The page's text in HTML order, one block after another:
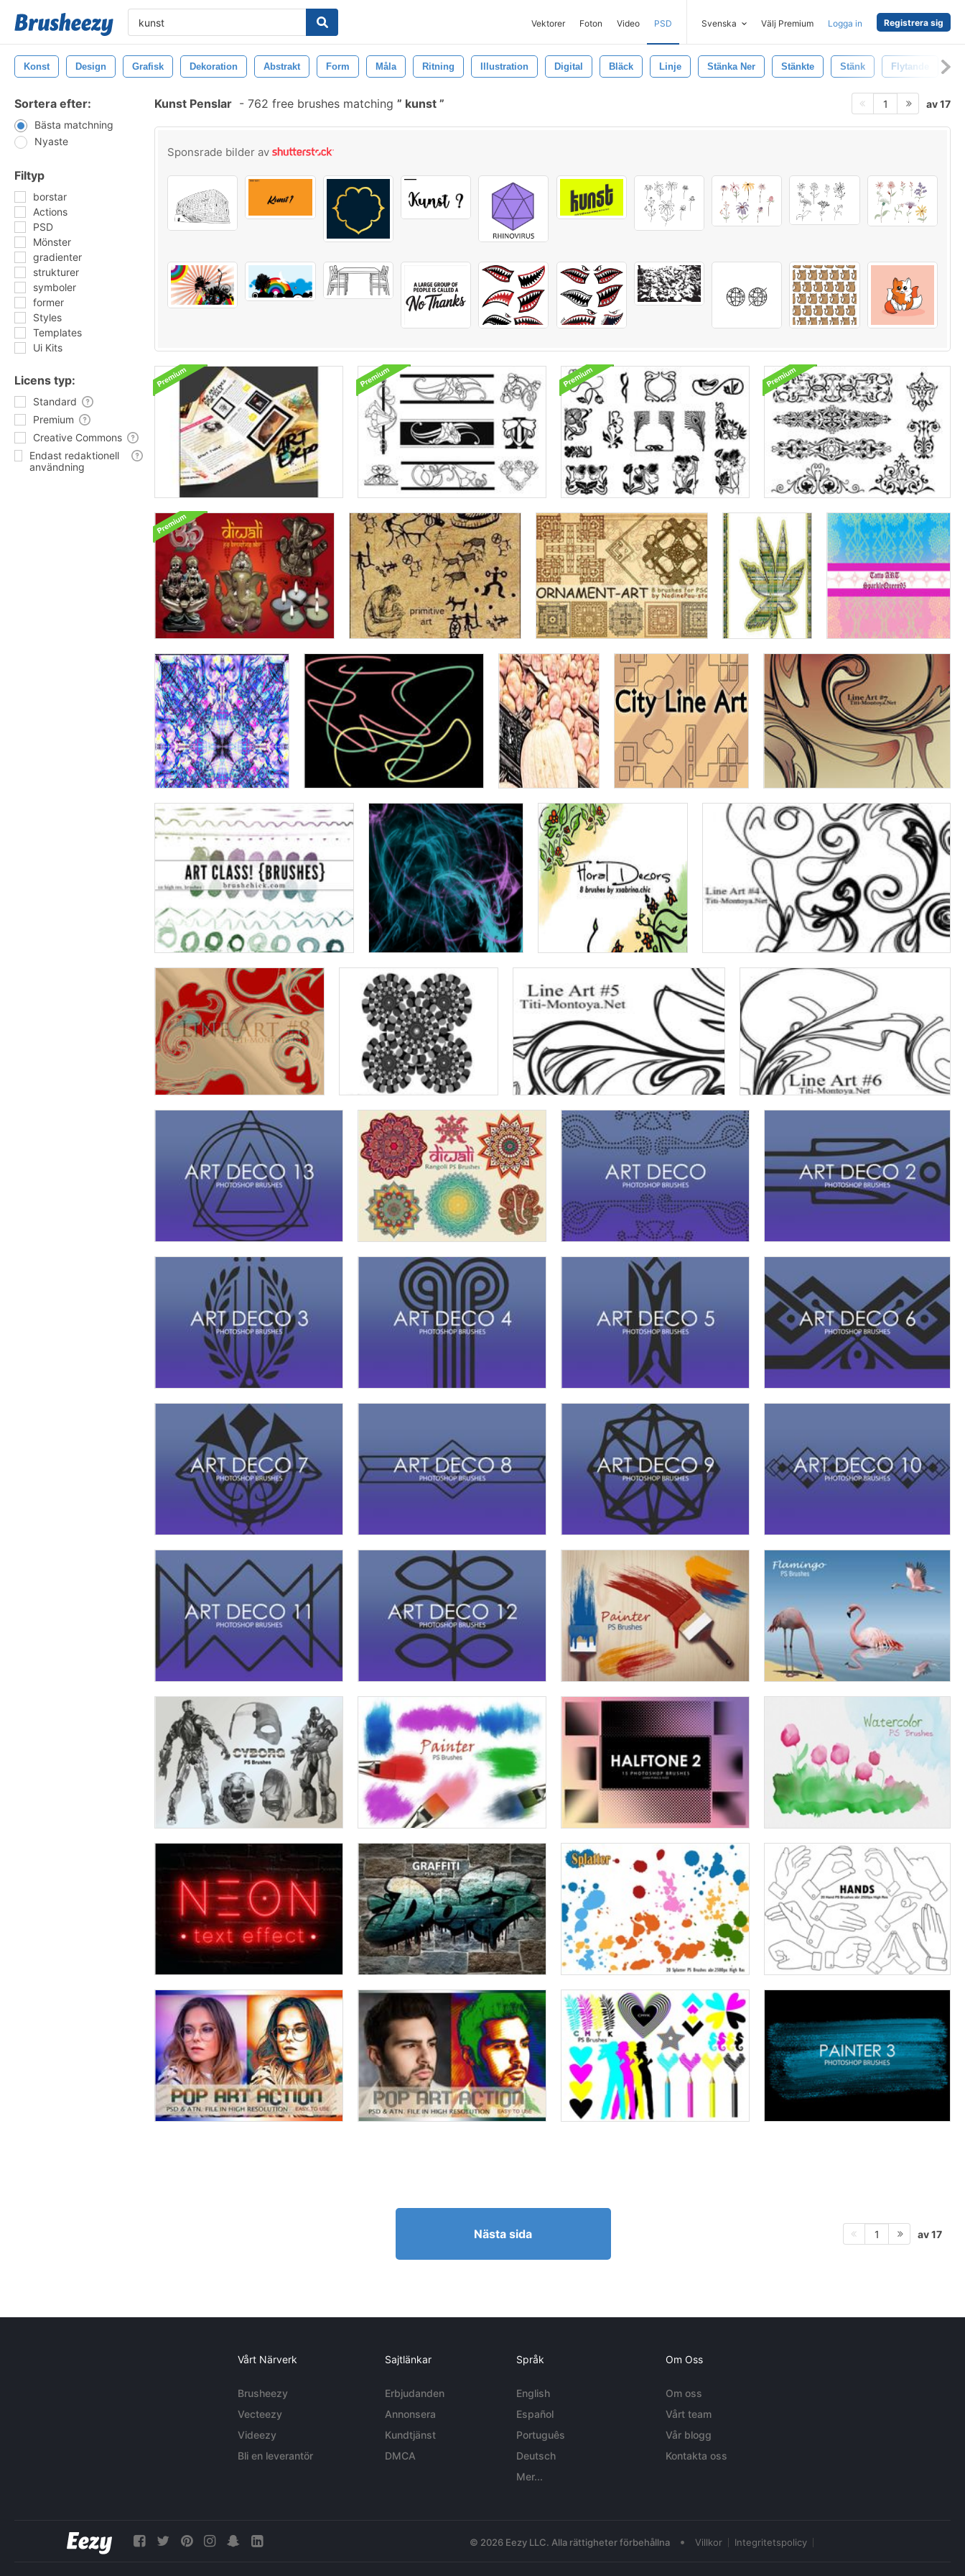
Vektorer Foton Video PSD Svenska Välj Premium Logga in Registrera sig
Konst Design Grafisk Dekoration Abstrakt Form Måla Ritning Illustration Digital Bläck Linje Stänka Ner Stänkte Stänk Flytande
Sortera efter:
Bästa matchning
Nyaste
Filtyp
borstar
Actions
PSD
Mönster
gradienter
strukturer
symboler
former
Styles
Templates
Ui Kits
Licens typ:
Standard
Premium
Creative Commons
Endast redaktionell
användning
Kunst Penslar - 762 free brushes matching kunst 1 av 17
Sponsrade bilder av
Nästa sida 1 av 17
Vårt Närverk
Brusheezy
Vecteezy
Videezy
Bli en leverantör
Sajtlänkar
Erbjudanden
Annonsera
Kundtjänst
DMCA
Språk
English
Español
Português
Deutsch
Mer...
Om Oss
Om oss
Vårt team
Vår blogg
Kontakta oss
© 2026 Eezy LLC. Alla rättigheter förbehållna • Villkor Integritetspolicy